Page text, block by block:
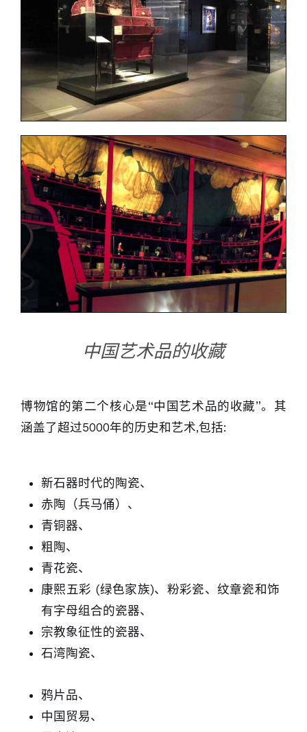
中国艺术品的收藏
博物馆的第二个核心是“中国艺术品的收藏”。其
涵盖了超过5000年的历史和艺术,包括:
新石器时代的陶瓷、
赤陶（兵马俑）、
青铜器、
粗陶、
青花瓷、
康熙五彩 (绿色家族)、粉彩瓷、纹章瓷和饰
有字母组合的瓷器、
宗教象征性的瓷器、
石湾陶瓷、
鸦片品、
中国贸易、